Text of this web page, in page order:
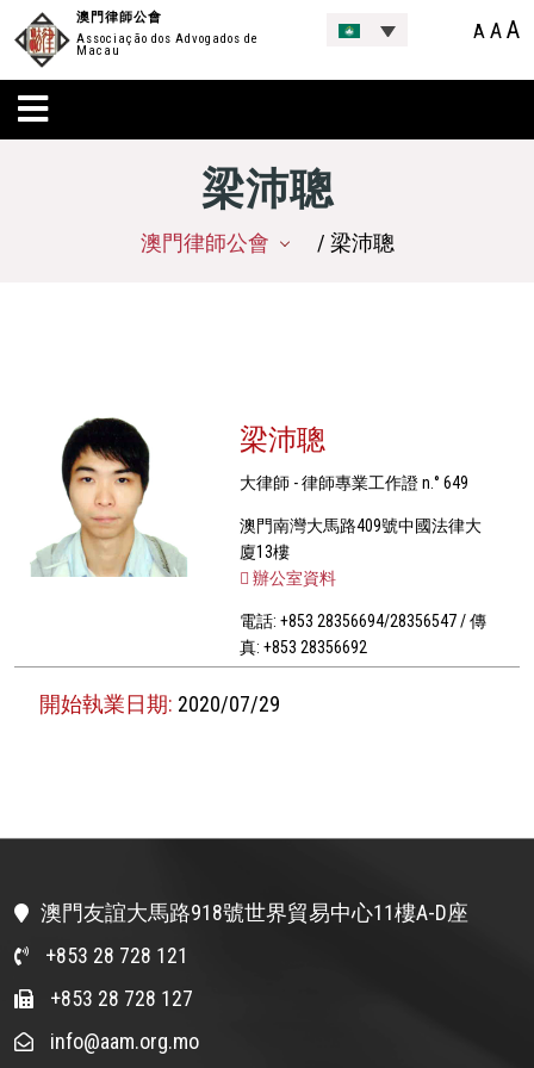
澳門律師公會
Associação dos Advogados de
Macau
A AA
梁沛聰
澳門律師公會 / 梁沛聰
梁沛聰
大律師 - 律師專業工作證 n.° 649
澳門南灣大馬路409號中國法律大
廈13樓
辦公室資料
電話: +853 28356694/28356547 / 傳
真: +853 28356692
開始執業日期: 2020/07/29
澳門友誼大馬路918號世界貿易中心11樓A-D座
+853 28 728 121
+853 28 728 127
info@aam.org.mo